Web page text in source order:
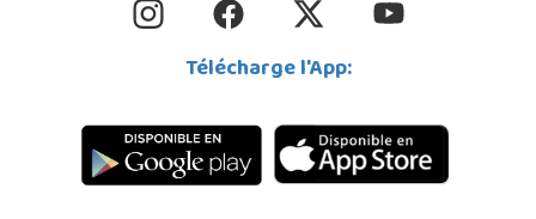
Télécharge l'App: